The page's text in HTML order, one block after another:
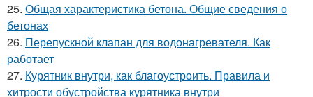
25. Общая характеристика бетона. Общие сведения о
бетонах
26. Перепускной клапан для водонагревателя. Как
работает
27. Курятник внутри, как благоустроить. Правила и
хитрости обустройства курятника внутри